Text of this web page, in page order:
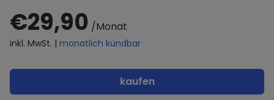
€29,90 /Monat
inkl. MwSt. | monatlich kündbar
kaufen